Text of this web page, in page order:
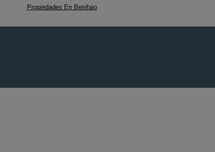
Propiedades En Benifaio